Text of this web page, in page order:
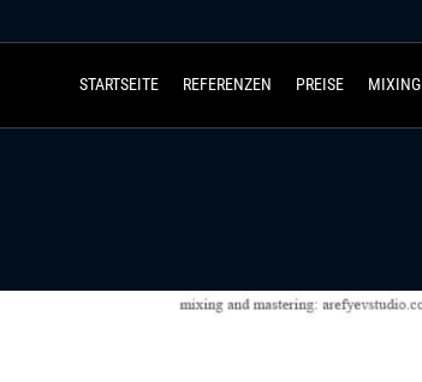
STARTSEITE REFERENZEN PREISE MIXING